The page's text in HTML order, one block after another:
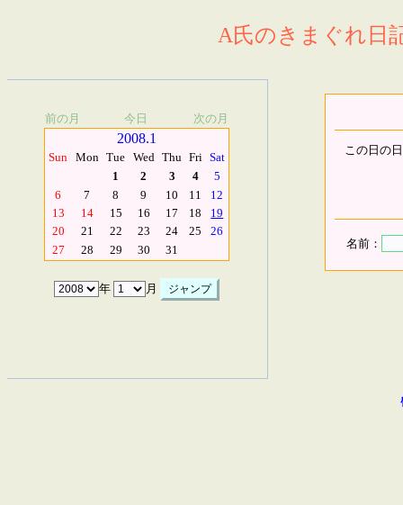
A氏のきまぐれ日
前の月 今日 次の月
2008.1
Sun Mon Tue Wed Thu Fri Sat
1
2 3 4
5
6
7 8 9 10 11
12
13
14 15 16 17 18
19
20
21 22 23 24 25
26
27
28 29 30 31
年 月
この日の
名前：